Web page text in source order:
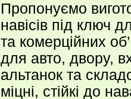
Пропонуємо
навісів під ключ
та комерційних
для авто, двору,
альтанок та
міцні, стійкі до